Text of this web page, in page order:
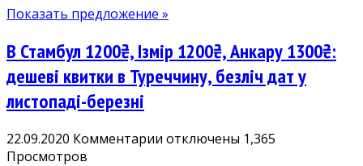
900₴,
1200₴
в
обидва
Показать предложение »
В Стамбул 1200₴, Ізмір 1200₴, Анкару 1300₴:
дешеві квитки в Туреччину, безліч дат у
листопаді-березні
22.09.2020 Комментарии котключены 1,365
Просмотров